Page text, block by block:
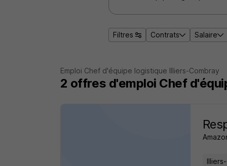
Filtres Contrats Salaire
Emploi Chef d'équipe logistique Illiers-Combray
2 offres d'emploi Chef